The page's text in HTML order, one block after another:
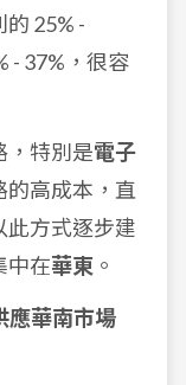
25% -
- 37%，很容
，特別是電子
的高成本，直
此方式逐步建
中在華東 。
應華南市場